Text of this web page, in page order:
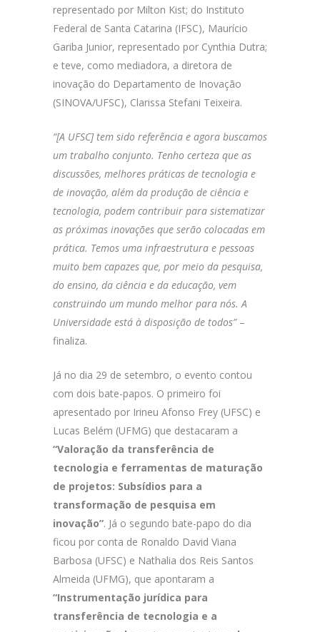
representado por Milton Kist; do Instituto
Federal de Santa Catarina (IFSC), Maurício
Gariba Junior, representado por Cynthia Dutra;
e teve, como mediadora, a diretora de
inovação do Departamento de Inovação
(SINOVA/UFSC), Clarissa Stefani Teixeira.
“[A UFSC] tem sido referência e agora buscamos
um trabalho conjunto. Tenho certeza que as
discussões, melhores práticas de tecnologia e
de inovação, além da produção de ciência e
tecnologia, podem contribuir para sistematizar
as próximas inovações que serão colocadas em
prática. Temos uma infraestrutura e pessoas
muito bem capazes que, por meio da pesquisa,
do ensino, da ciência e da educação, vem
construindo um mundo melhor para nós. A
Universidade está à disposição de todos”–
finaliza.
Já no dia 29 de setembro, o evento contou
com dois bate-papos. O primeiro foi
apresentado por Irineu Afonso Frey (UFSC) e
Lucas Belém (UFMG) que destacaram a
“Valoração da transferência de
tecnologia e ferramentas de maturação
de projetos: Subsídios para a
transformação de pesquisa em
inovação”. Já o segundo bate-papo do dia
ficou por conta de Ronaldo David Viana
Barbosa (UFSC) e Nathalia dos Reis Santos
Almeida (UFMG), que apontaram a
“Instrumentação jurídica para
transferência de tecnologia e a